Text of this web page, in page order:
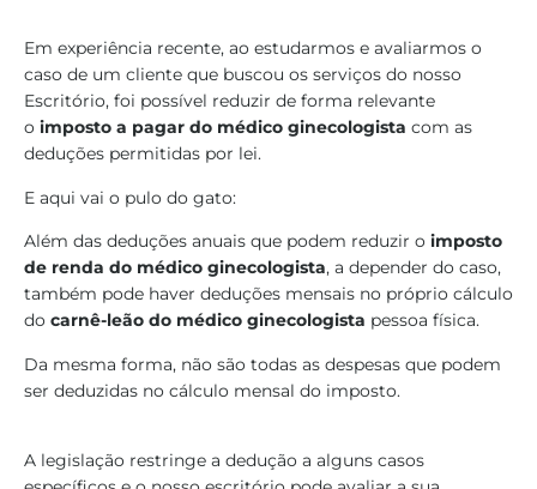
Em experiência recente, ao estudarmos e avaliarmos o
caso de um cliente que buscou os serviços do nosso
Escritório, foi possível reduzir de forma relevante
o imposto a pagar do médico ginecologista com as
deduções permitidas por lei.
E aqui vai o pulo do gato:
Além das deduções anuais que podem reduzir o imposto
de renda do médico ginecologista, a depender do caso,
também pode haver deduções mensais no próprio cálculo
do carnê-leão do médico ginecologista pessoa física.
Da mesma forma, não são todas as despesas que podem
ser deduzidas no cálculo mensal do imposto.
A legislação restringe a dedução a alguns casos